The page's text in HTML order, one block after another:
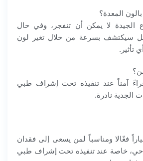
المعدة؟
الجيدة لا يمكن أن تنفجر، وفي حال
سيكتشف بسرعة من خلال تغير لون
تأثير.
آمناً عند تنفيذه تحت إشراف طبي
نادرة.
فعّالا ومناسباً لمن يسعى إلى فقدان
خاصة عند تنفيذه تحت إشراف طبي